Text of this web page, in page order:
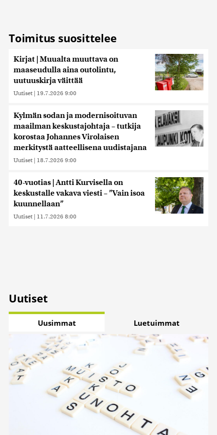
Toimitus suosittelee
Kirjat | Muualta muuttava on
maaseudulla aina outolintu,
uutuuskirja väittää
Uutiset | 19.7.2026 9:00
Kylmän sodan ja modernisoituvan
maailman keskustajohtaja – tutkija
korostaa Johannes Virolaisen
merkitystä aatteellisena uudistajana
Uutiset | 18.7.2026 9:00
40-vuotias | Antti Kurvisella on
keskustalle vakava viesti – ”Vain isoa
kuunnellaan”
Uutiset | 11.7.2026 8:00
Uutiset
Uusimmat Luetuimmat